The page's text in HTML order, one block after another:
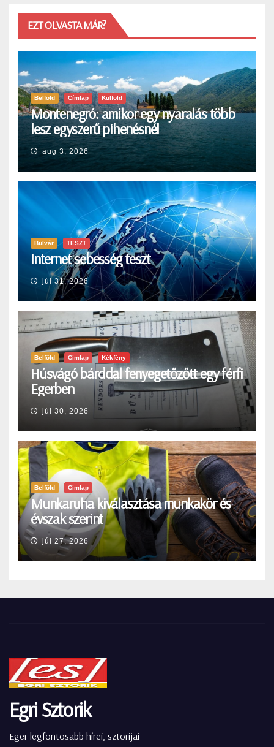
EZT OLVASTA MÁR?
Belföld Címlap Külföld
Montenegró: amikor egy nyaralás több
lesz egyszerű pihenésnél
aug 3, 2026
Bulvár TESZT
Internet sebesség teszt
júl 31, 2026
Belföld Címlap Kékfény
Húsvágó bárddal fenyegetőzőtt egy férfi
Egerben
júl 30, 2026
Belföld Címlap
Munkaruha kiválasztása munkakör és
évszak szerint
júl 27, 2026
Egri Sztorik
Eger legfontosabb hírei, sztorijai